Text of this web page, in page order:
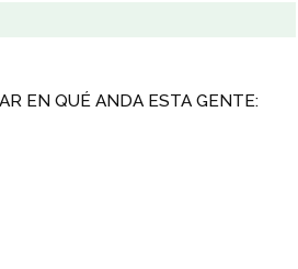
EN QUÉ ANDA ESTA GENTE: